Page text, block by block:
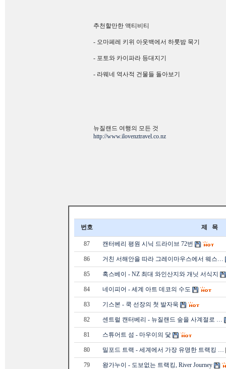
추천할만한 액티비티
- 오마페레 키위 아웃백에서 하룻밤 묵기
- 포토와 카이파라 등대지기
- 라웨네 역사적 건물들 돌아보기
뉴질랜드 여행의 모든 것
http://www.ilovenztravel.co.nz
번호 제 목
87 캔터베리 평원 시닉 드라이브 72번
86 거친 서해안을 따라 그레이마우스에서 웨스…
85 혹스베이 - NZ 최대 와인산지와 개닛 서식지
84 네이피어 - 세계 아트 데코의 수도
83 기스본 - 쿡 선장의 첫 발자욱
82 센트럴 캔터베리 - 뉴질랜드 숲을 사계절로 …
81 스튜어트 섬 - 마우이의 닻
80 밀포드 트랙 - 세계에서 가장 유명한 트랙킹 …
79 왕가누이 - 도보없는 트랙킹, River Journey